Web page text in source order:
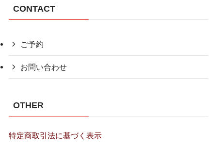
CONTACT
ご予約
お問い合わせ
OTHER
特定商取引法に基づく表示